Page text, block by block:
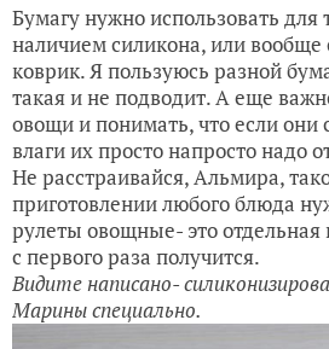
Бумагу нужно использовать для
наличием силикона, или
коврик. Я пользуюсь разной
такая и не подводит. А еще
овощи и понимать, что если они
влаги их просто напросто надо
Не расстраивайся, Альмира,
приготовлении любого блюда
рулеты овощные- это отдельная
с первого раза получится.
Видите написано-
Марины специально.